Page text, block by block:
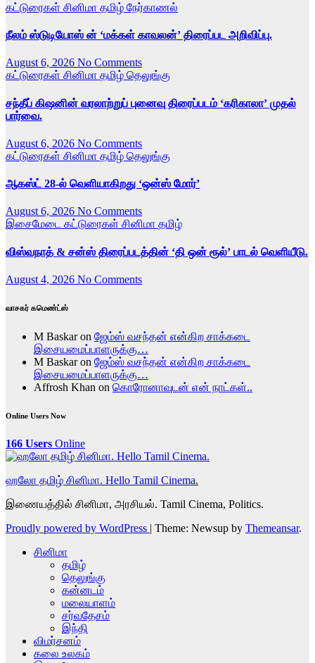
கட்டுரைகள் சினிமா தமிழ் நேர்காணல்
நீலம் ஸ்டுடியோஸ் ன் ‘மக்கள் காவலன்’ திரைப்பட அறிவிப்பு.
August 6, 2026 No Comments
கட்டுரைகள் சினிமா தமிழ் தெலுங்கு
சந்தீப் கிஷனின் வரலாற்றுப் புனைவு திரைப்படம் ‘கரிகாலா’ முதல்
பார்வை.
August 6, 2026 No Comments
கட்டுரைகள் சினிமா தமிழ் தெலுங்கு
ஆகஸ்ட் 28-ல் வெளியாகிறது ‘ஒன்ஸ் மோர்’
August 6, 2026 No Comments
இசைமேடை கட்டுரைகள் சினிமா தமிழ்
விஸ்வநாத் & சன்ஸ் திரைப்படத்தின் ‘தி ஒன் ரூல்’ பாடல் வெளியீடு.
August 4, 2026 No Comments
வாசகர் கமெண்ட்ஸ்
M Baskaron ஜேம்ஸ் வசந்தன் என்கிற சாக்கடை
இசையமைப்பாளருக்கு…
M Baskaron ஜேம்ஸ் வசந்தன் என்கிற சாக்கடை
இசையமைப்பாளருக்கு…
Affrosh Khan on கொரோனாவுடன் என் நாட்கள்..
Online Users Now
166 Users Online
ஹலோ தமிழ் சினிமா. Hello Tamil Cinema.
இணையத்தில் சினிமா, அரசியல். Tamil Cinema, Politics.
Proudly powered by WordPress | Theme: Newsup by Themeansar.
சினிமா
தமிழ்
தெலுங்கு
கன்னடம்
மலையாளம்
சர்வதேசம்
இந்தி
விமர்சனம்
கலை உலகம்